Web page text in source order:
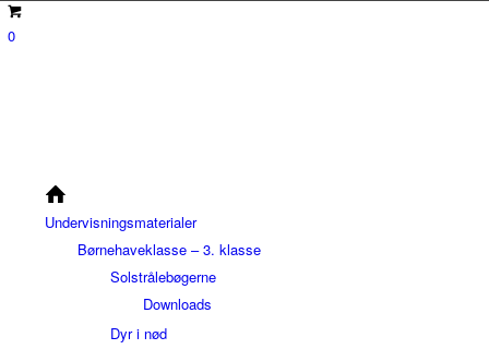
0
Undervisningsmaterialer
Børnehaveklasse – 3. klasse
Solstrålebøgerne
Downloads
Dyr i nød